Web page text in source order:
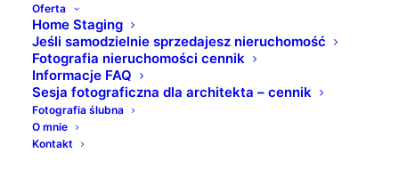
Oferta
Home Staging
Jeśli samodzielnie sprzedajesz nieruchomość
Fotografia nieruchomości cennik
Informacje FAQ
Sesja fotograficzna dla architekta – cennik
Fotografia ślubna
O mnie
Kontakt